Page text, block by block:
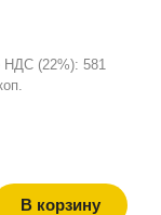
НДС (22%): 581
В корзину